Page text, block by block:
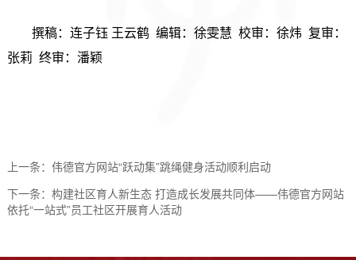
撰稿：连子钰 王云鹤 编辑：徐雯慧 校审：徐炜 复审：
张莉 终审：潘颖
上一条： 伟德官方网站“跃动集”跳绳健身活动顺利启动
下一条： 构建社区育人新生态 打造成长发展共同体——伟德官方网站
依托“一站式”员工社区开展育人活动